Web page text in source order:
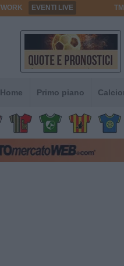
EVENTI LIVE
Home Primo piano